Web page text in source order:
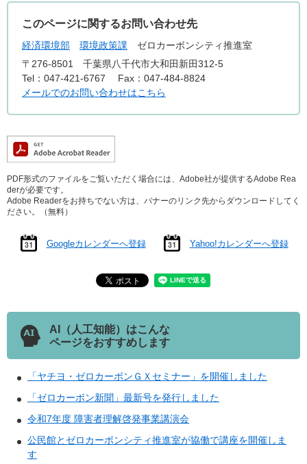
このページに関するお問い合わせ先
経済環境部 環境政策課
ゼロカーボンシティ推進室
〒276-8501
千葉県八千代市大和田新田312-5
Tel：047-421-6767
Fax：047-484-8824
メールでのお問い合わせはこちら
PDF形式のファイルをご覧いただく場合には、Adobe社が提供するAdobe Rea
derが必要です。
Adobe Readerをお持ちでない方は、バナーのリンク先からダウンロードしてく
ださい。（無料）
Googleカレンダーへ登録 Yahoo!カレンダーへ登録
AI（人工知能）はこんな
ページをおすすめします
「ヤチヨ・ゼロカーボンＧＸセミナー」を開催しました
「ゼロカーボン新聞」最新号を発行しました
令和7年度 障害者理解啓発事業講演会
公民館とゼロカーボンシティ推進室が協働で講座を開催しま
す